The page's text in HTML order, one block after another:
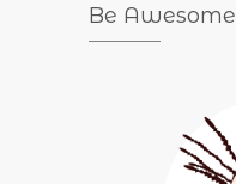
Be Awesome